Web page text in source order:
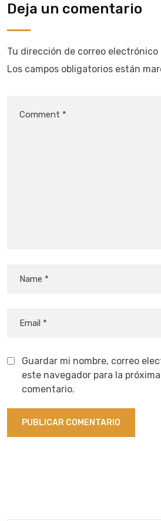
Deja un comentario
Tu dirección de correo electrónico
Los campos obligatorios están
Guardar mi nombre, correo
este navegador para la
comentario.